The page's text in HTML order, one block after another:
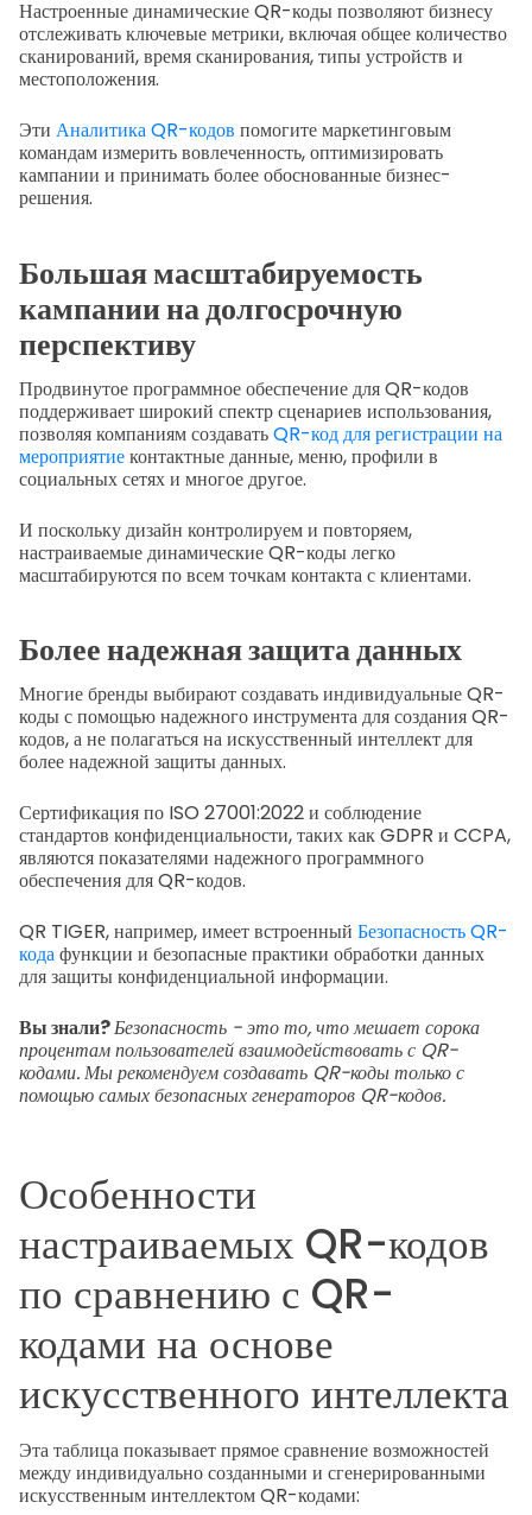
Настроенные динамические QR-коды позволяют бизнесу
отслеживать ключевые метрики, включая общее количество
сканирований, время сканирования, типы устройств и
местоположения.
Эти Аналитика QR-кодов помогите маркетинговым
командам измерить вовлеченность, оптимизировать
кампании и принимать более обоснованные бизнес-
решения.
Большая масштабируемость
кампании на долгосрочную
перспективу
Продвинутое программное обеспечение для QR-кодов
поддерживает широкий спектр сценариев использования,
позволяя компаниям создаватьQR-код для регистрации на
мероприятиеконтактные данные, меню, профили в
социальных сетях и многое другое.
И поскольку дизайн контролируем и повторяем,
настраиваемые динамические QR-коды легко
масштабируются по всем точкам контакта с клиентами.
Более надежная защита данных
Многие бренды выбирают создавать индивидуальные QR-
коды с помощью надежного инструмента для создания QR-
кодов, а не полагаться на искусственный интеллект для
более надежной защиты данных.
Сертификация по ISO 27001:2022 и соблюдение
стандартов конфиденциальности, таких как GDPR и CCPA,
являются показателями надежного программного
обеспечения для QR-кодов.
QR TIGER, например, имеет встроенный Безопасность QR-
кодафункции и безопасные практики обработки данных
для защиты конфиденциальной информации.
Вы знали?Безопасность - это то, что мешает сорока
процентам пользователей взаимодействовать с QR-
кодами. Мы рекомендуем создавать QR-коды только с
помощью самых безопасных генераторов QR-кодов.
Особенности
настраиваемых QR-кодов
по сравнению с QR-
кодами на основе
искусственного интеллекта
Эта таблица показывает прямое сравнение возможностей
между индивидуально созданными и сгенерированными
искусственным интеллектом QR-кодами: